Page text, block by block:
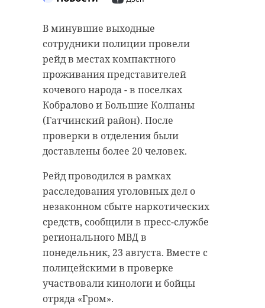
В минувшие выходные
сотрудники полиции провели
рейд в местах компактного
проживания представителей
кочевого народа - в поселках
Кобралово и Большие Колпаны
(Гатчинский район). После
проверки в отделения были
доставлены более 20 человек.
Рейд проводился в рамках
расследования уголовных дел о
незаконном сбыте наркотических
средств, сообщили в пресс-службе
регионального МВД в
понедельник, 23 августа. Вместе с
полицейскими в проверке
участвовали кинологи и бойцы
отряда «Гром».